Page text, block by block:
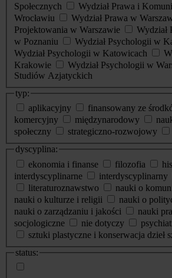
Społecznych
Wydział Prawa i
Wrocławiu
Wydział Prawa w
Projektowania w Warszawie
Wydział
w Poznaniu
Wydział Psychologii w
Wydział Psychologii w Katowicach
Krakowie
Wydział Psychologii w
Studiów Azjatyckich
typ:
aplikacyjny
finansowany ze
komercyjny
międzynarodowy
społeczny
strategiczno-rozwojowy
dyscyplina:
ekonomia i finanse
filozofia
interdyscyplinarne
interdyscyplinarny
literaturoznawstwo
nauki o
nauki o kulturze i religii
nauki o
nauki o zarządzaniu i jakości
nauki
socjologiczne
nie dotyczy
sztuki plastyczne i konserwacja dzieł
status: